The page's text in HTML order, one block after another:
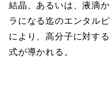
結晶、あるいは、液滴
ラになる迄のエンタル
により、高分子に対す
式が導かれる。